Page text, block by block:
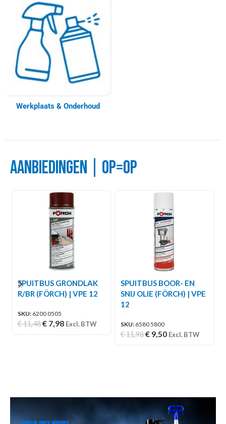
Werkplaats & Onderhoud
AANBIEDINGEN | OP=Op
SPUITBUS GRONDLAK
R/BR (FÖRCH) | VPE 12
SKU: 6200 0505
€11,48€ 7,98 Excl. BTW
SPUITBUS BOOR- EN
SNIJ OLIE (FÖRCH) | VPE
12
SKU: 6580 5800
€11,98€ 9,50 Excl. BTW